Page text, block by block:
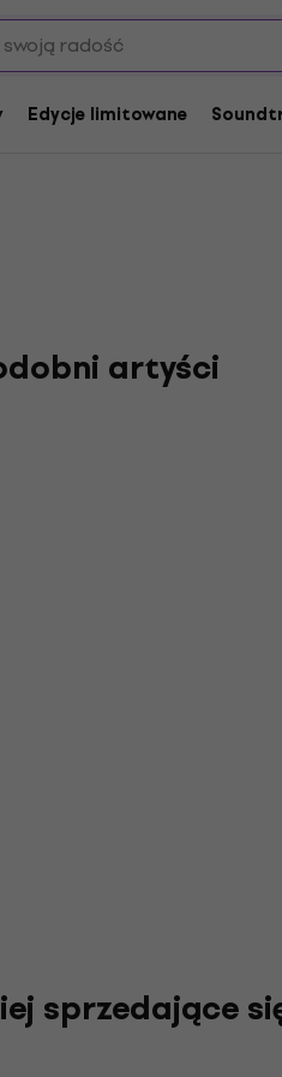
Edycje limitowane
artyści
sprzedające